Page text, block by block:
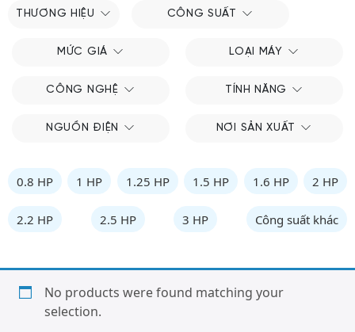
THƯƠNG HIỆU CÔNG SUẤT
MỨC GIÁ LOẠI MÁY
CÔNG NGHỆ TÍNH NĂNG
NGUỒN ĐIỆN NƠI SẢN XUẤT
0.8 HP 1 HP 1.25 HP 1.5 HP 1.6 HP 2 HP
2.2 HP 2.5 HP 3 HP Công suất khác
No products were found matching your
selection.